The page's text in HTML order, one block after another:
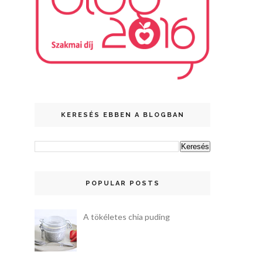
KERESÉS EBBEN A BLOGBAN
POPULAR POSTS
A tökéletes chia puding